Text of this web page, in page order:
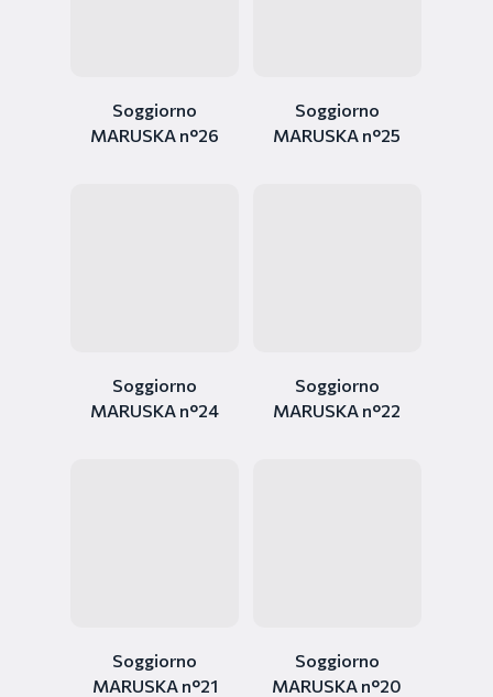
Soggiorno
MARUSKA n°26
Soggiorno
MARUSKA n°25
Soggiorno
MARUSKA n°24
Soggiorno
MARUSKA n°22
Soggiorno
MARUSKA n°21
Soggiorno
MARUSKA n°20